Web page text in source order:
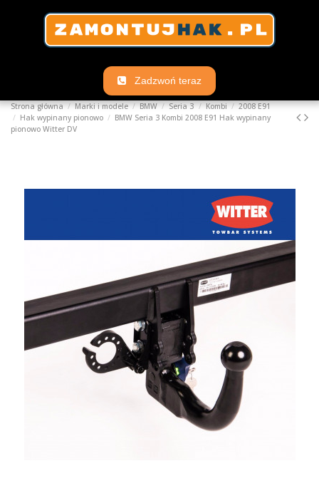
Zadzwoń teraz
Strona główna Marki i modele BMW Seria 3 Kombi
2008 E91
Hak wypinany pionowo
BMW Seria 3 Kombi 2008 E91 Hak wypinany
pionowo Witter DV